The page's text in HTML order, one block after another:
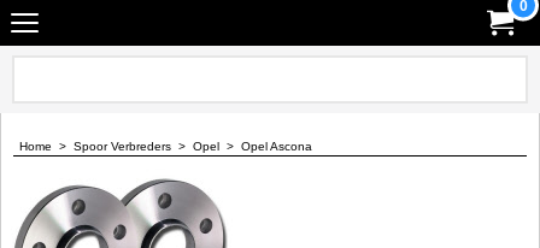
0
Home > Spoor Verbreders > Opel > Opel Ascona